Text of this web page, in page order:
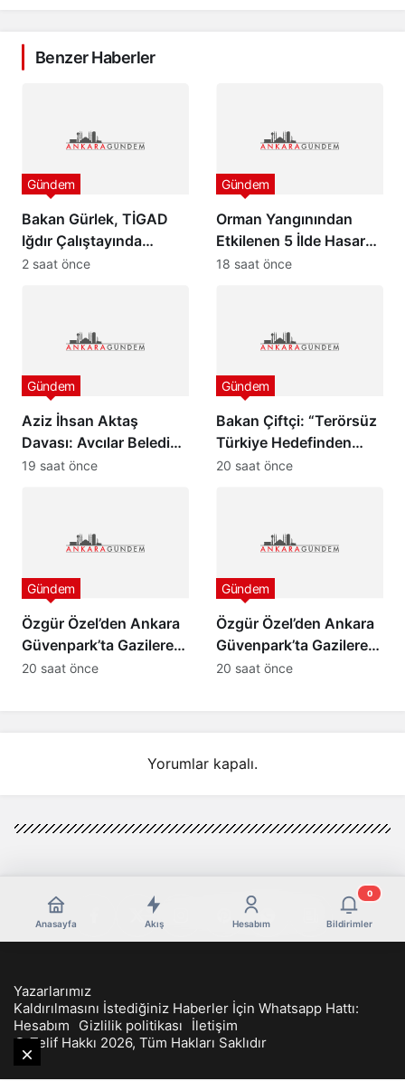
Benzer Haberler
Bakan Gürlek, TİGAD
Iğdır Çalıştayında
konuştu: “Türkiye pazar
Gündem
2 saat önce
Orman Yangınından
Etkilenen 5 İlde Hasar
Tespit Çalışmaları
Gündem
18 saat önce
Aziz İhsan Aktaş
Davası: Avcılar Belediye
Başkanı Utku Caner
Gündem
19 saat önce
Bakan Çiftçi: “Terörsüz
Türkiye Hedefinden
Dönüş Yoktur”
Gündem
20 saat önce
Özgür Özel’den Ankara
Güvenpark’ta Gazilere
Ziyaret ve “Çerçeve
Gündem
20 saat önce
Özgür Özel’den Ankara
Güvenpark’ta Gazilere
Ziyaret ve “Çerçeve
Gündem
20 saat önce
Yorumlar kapalı.
Anasayfa Akış Hesabım Bildirimler
0
Yazarlarımız
Kaldırılmasını İstediğiniz Haberler İçin Whatsapp Hattı:
Hesabım
Gizlilik politikası
İletişim
© Telif Hakkı 2026, Tüm Hakları Saklıdır